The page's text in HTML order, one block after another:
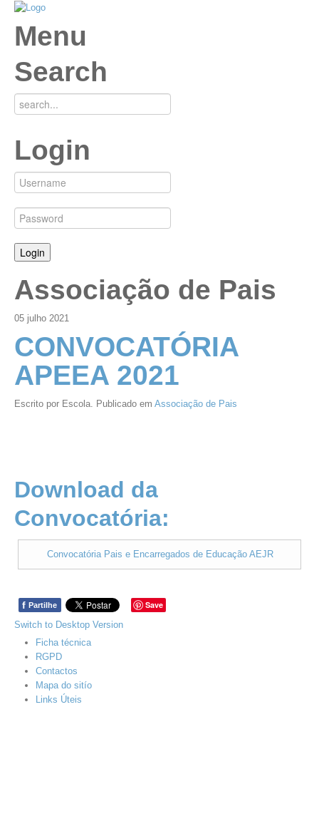
Menu
Search
Login
Associação de Pais
05 julho 2021
CONVOCATÓRIA
APEEA 2021
Escrito por Escola. Publicado em Associação de Pais
Download da
Convocatória:
Convocatória Pais e Encarregados de Educação AEJR
f Partilhe
Save
Switch to Desktop Version
Ficha técnica
RGPD
Contactos
Mapa do sitío
Links Úteis